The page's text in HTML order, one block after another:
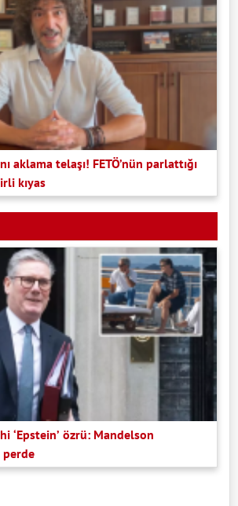
aklama telaşı! FETÖ’nün parlattığı
kıyas
‘Epstein’ özrü: Mandelson
perde